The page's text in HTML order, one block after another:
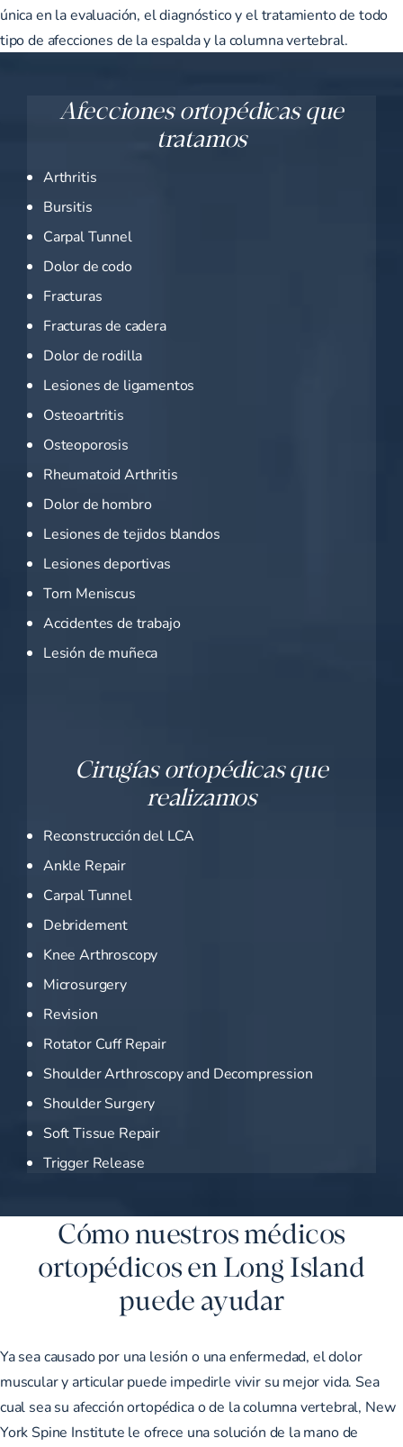
única en la evaluación, el diagnóstico y el tratamiento de todo
tipo de afecciones de la espalda y la columna vertebral.
Afecciones ortopédicas que
tratamos
Arthritis
Bursitis
Carpal Tunnel
Dolor de codo
Fracturas
Fracturas de cadera
Dolor de rodilla
Lesiones de ligamentos
Osteoartritis
Osteoporosis
Rheumatoid Arthritis
Dolor de hombro
Lesiones de tejidos blandos
Lesiones deportivas
Torn Meniscus
Accidentes de trabajo
Lesión de muñeca
Cirugías ortopédicas que
realizamos
Reconstrucción del LCA
Ankle Repair
Carpal Tunnel
Debridement
Knee Arthroscopy
Microsurgery
Revision
Rotator Cuff Repair
Shoulder Arthroscopy and Decompression
Shoulder Surgery
Soft Tissue Repair
Trigger Release
Cómo nuestros médicos
ortopédicos en Long Island
puede ayudar
Ya sea causado por una lesión o una enfermedad, el dolor
muscular y articular puede impedirle vivir su mejor vida. Sea
cual sea su afección ortopédica o de la columna vertebral, New
York Spine Institute le ofrece una solución de la mano de